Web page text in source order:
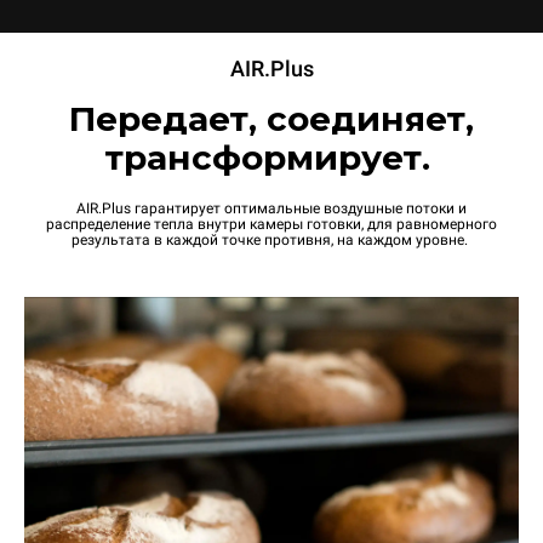
AIR.Plus
Передает, соединяет,
трансформирует.
AIR.Plus гарантирует оптимальные воздушные потоки и
распределение тепла внутри камеры готовки, для равномерного
результата в каждой точке противня, на каждом уровне.